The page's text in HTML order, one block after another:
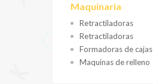
Maquinaria
Retractiladoras
Retractiladoras
Formadoras de cajas
Maquinas de relleno